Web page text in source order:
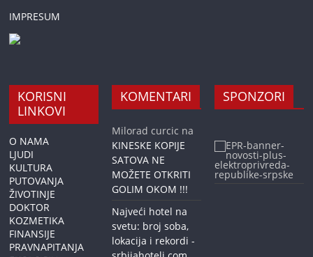
IMPRESUM
KORISNI
LINKOVI
O NAMA
LJUDI
KULTURA
PUTOVANJA
ŽIVOTINJE
DOKTOR
KOZMETIKA
FINANSIJE
PRAVNAPITANJA
KOMENTARI
Milorad curcic na
KINESKE KOPIJE
SATOVA NE
MOŽETE OTKRITI
GOLIM OKOM !!!
Najveći hotel na
svetu: broj soba,
lokacija i rekordi -
SPONZORI